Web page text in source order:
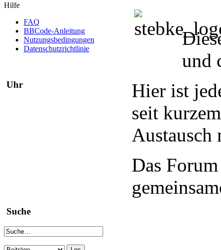
Hilfe
FAQ
BBCode-Anleitung
Nutzungsbedingungen
Datenschutzrichtlinie
Uhr
Suche
und
Hier ist
seit
Austausch
Das